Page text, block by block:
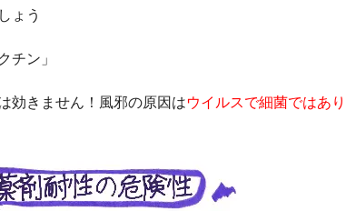
ょう
チン」
効きません！風邪の原因はウイルスで細菌ではあ